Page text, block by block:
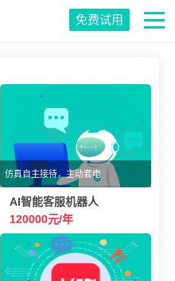
免费试用
仿真自主接待，主动套电
AI智能客服机器人
120000元/年